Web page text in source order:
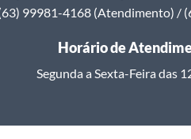
99981-4168 (Atendimento) /
Horário de
Segunda a Sexta-Feira das